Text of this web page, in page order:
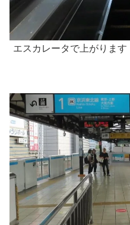
エスカレータで上がります